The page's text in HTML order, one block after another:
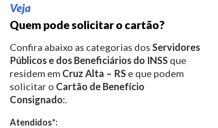
Veja
Quem pode solicitar o cartão?
Confira abaixo as categorias dos Servidores
Públicos e dos Beneficiários do INSS que
residem em Cruz Alta – RS e que podem
solicitar o Cartão de Benefício
Consignado:.
Atendidos*: